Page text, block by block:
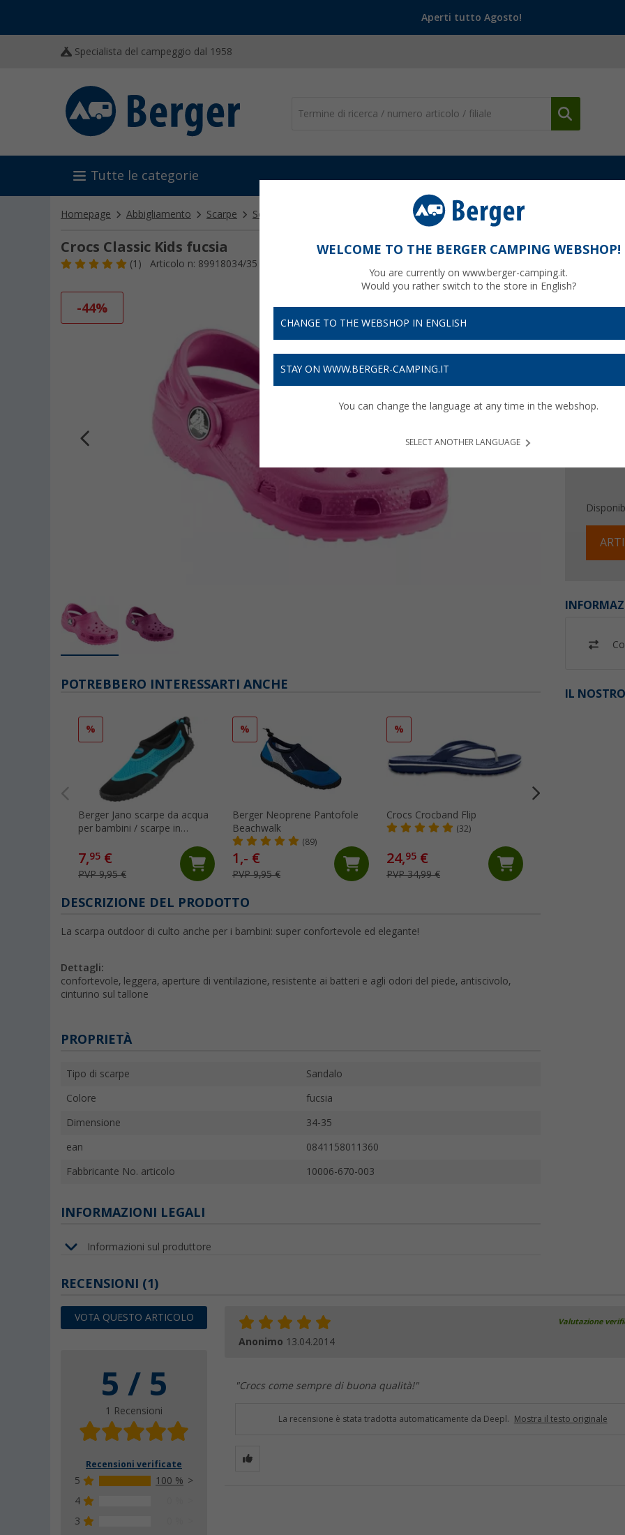
Aperti tutto Agosto!
Specialista del campeggio dal 1958
Tutte le categorie
Homepage Abbigliamento Scarpe Scarpe bambini Crocs Classic Bambini
Crocs Classic Kids fucsia
(1) Articolo n: 89918034/35
-44% PVP26,
Prezzi IVA
IL
POTREBBERO INTERESSARTI ANCHE
%
Berger Jano scarpe da acqua
per bambini / scarpe in
7,95 €
PVP 9,95 €
%
Berger Neoprene Pantofole
Beachwalk
(89)
1,- €
PVP 9,95 €
%
Crocs Crocband Flip
(32)
24,95 €
PVP 34,99 €
DESCRIZIONE DEL PRODOTTO
La scarpa outdoor di culto anche per i bambini: super confortevole ed elegante!
Dettagli:
confortevole, leggera, aperture di ventilazione, resistente ai batteri e agli odori del piede, antiscivolo,
cinturino sul tallone
PROPRIETÀ
Tipo di scarpe Sandalo
Colore fucsia
Dimensione 34-35
ean 0841158011360
Fabbricante No. articolo 10006-670-003
INFORMAZIONI LEGALI
Informazioni sul produttore
RECENSIONI (1)
VOTA QUESTO ARTICOLO
5 / 5
1 Recensioni
Recensioni verificate
5
100 %
4
3
Valutazione
Anonimo 13.04.2014
"Crocs come sempre di buona qualità!"
La recensione è stata tradotta automaticamente da Deepl. Mostra il testo originale
WELCOME TO THE BERGER CAMPING WEBSHOP!
You are currently on www.berger-camping.it.
Would you rather switch to the store in English?
CHANGE TO THE WEBSHOP IN ENGLISH
STAY ON WWW.BERGER-CAMPING.IT
You can change the language at any time in the webshop.
SELECT ANOTHER LANGUAGE